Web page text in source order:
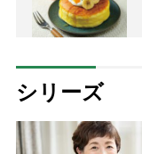
シリーズ